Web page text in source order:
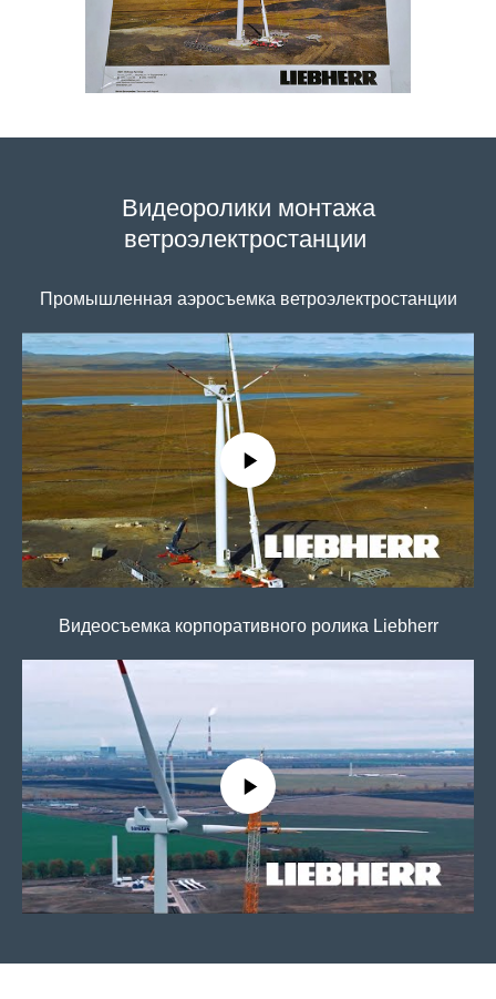
Видеоролики монтажа
ветроэлектростанции
Промышленная аэросъемка ветроэлектростанции
Видеосъемка корпоративного ролика Liebherr